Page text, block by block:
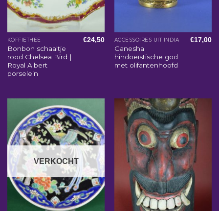
KOFFIETHEE
Bonbon schaaltje
rood Chelsea Bird |
Royal Albert
porselein
€24,50 ACCESSOIRES UIT INDIA
Ganesha
hindoeïstische god
met olifantenhoofd
€17,00
VERKOCHT